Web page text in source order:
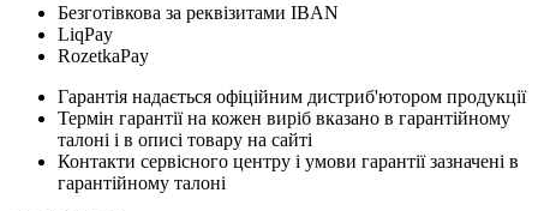
Безготівкова за реквізитами IBAN
LiqPay
RozetkaPay
Гарантія надається офіційним дистриб'ютором продукції
Термін гарантії на кожен виріб вказано в гарантійному
талоні і в описі товару на сайті
Контакти сервісного центру і умови гарантії зазначені в
гарантійному талоні